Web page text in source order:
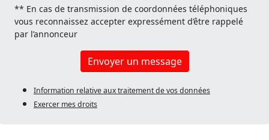
** En cas de transmission de coordonnées téléphoniques
vous reconnaissez accepter expressément d’être rappelé
par l’annonceur
Envoyer un message
Information relative aux traitement de vos données
Exercer mes droits